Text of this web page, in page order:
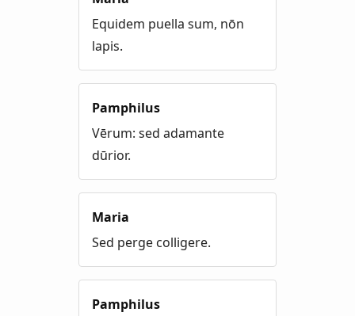
Equidem puella sum, nōn
lapis.
Pamphilus
Vērum: sed adamante
dūrior.
Maria
Sed perge colligere.
Pamphilus